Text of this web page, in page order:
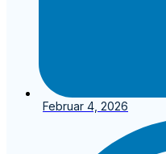
Februar 4, 2026